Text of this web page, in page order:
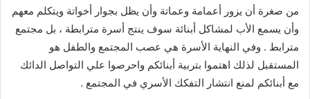
من صغرة أن يزور أعمامة وعماتة وأن يظل بجوار أخواتة ويتكلم معهم
وأن يسمع الأب لمشاكل أبنائة سوف ينتج أسرة مترابطة ، بل مجتمع
مترابط . وفي النهاية الأسرة هي عصب المجتمع والطفل هو
المستقبل لذلك اهتموا بتربية أبنائكم واحرصوا علي التواصل الدائك
مع أبنائكم لمنع انتشار التفكك الأسري في المجتمع .